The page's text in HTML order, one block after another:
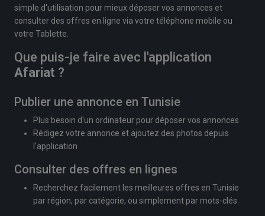
simple d'utilisation pour mieux déposer vos annonces et
consulter des offres en ligne via votre téléphone mobile ou
votre Tablette.
Que puis-je faire avec l'application
Afariat ?
Publier une annonce en Tunisie
Plus besoin d'un ordinateur pour déposer vos annonces
Rédigez votre annonce et ajoutez des photos depuis
l'application
Consulter des offres en lignes
Recherchez facilement les meilleures offres en Tunisie
par région, par catégorie, ou simplement par mots-clés.